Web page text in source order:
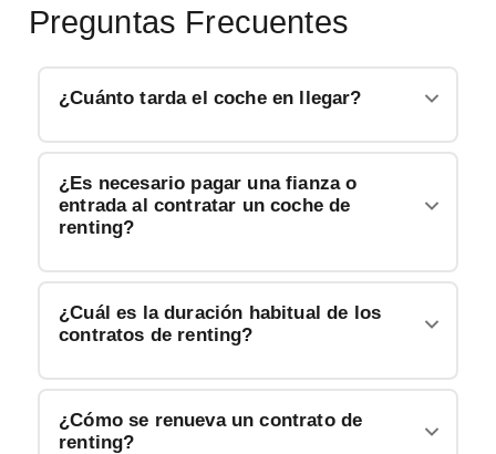
Preguntas Frecuentes
¿Cuánto tarda el coche en llegar?
¿Es necesario pagar una fianza o
entrada al contratar un coche de
renting?
¿Cuál es la duración habitual de los
contratos de renting?
¿Cómo se renueva un contrato de
renting?